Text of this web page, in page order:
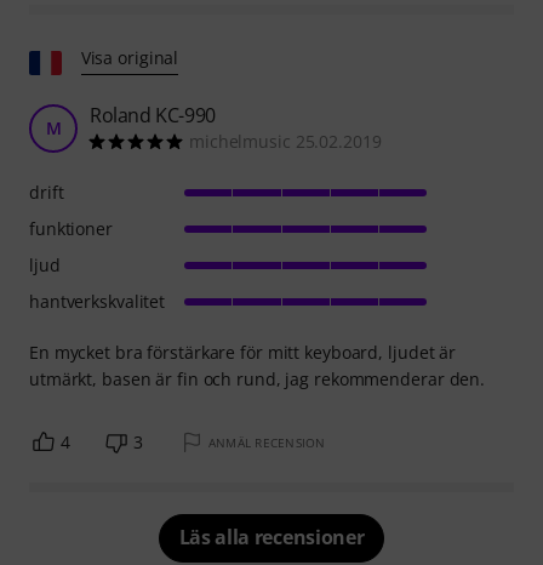
Visa original
M Roland KC-990
michelmusic 25.02.2019
En mycket bra förstärkare för mitt keyboard, ljudet är
utmärkt, basen är fin och rund, jag rekommenderar den.
drift
funktioner
ljud
hantverkskvalitet
4 3 ANMÄL RECENSION
Läs alla recensioner